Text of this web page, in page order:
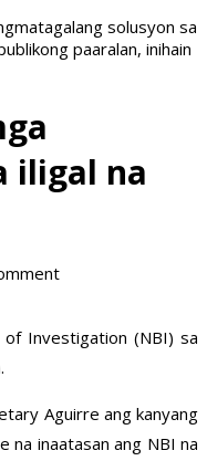
solusyon sa
paaralan, inihain
iligal na
of Investigation (NBI) sa
Aguirre ang kanyang
na inaatasan ang NBI na